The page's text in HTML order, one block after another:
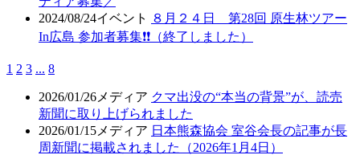
2024/08/24イベント
８月２４日 第28回 原生林ツアー
In広島 参加者募集❗❗（終了しました）
1 2 3 ... 8
2026/01/26 メディア クマ出没の“本当の背景”が、読売
新聞に取り上げられました
2026/01/15 メディア 日本熊森協会 室谷会長の記事が長
周新聞に掲載されました（2026年1月4日）